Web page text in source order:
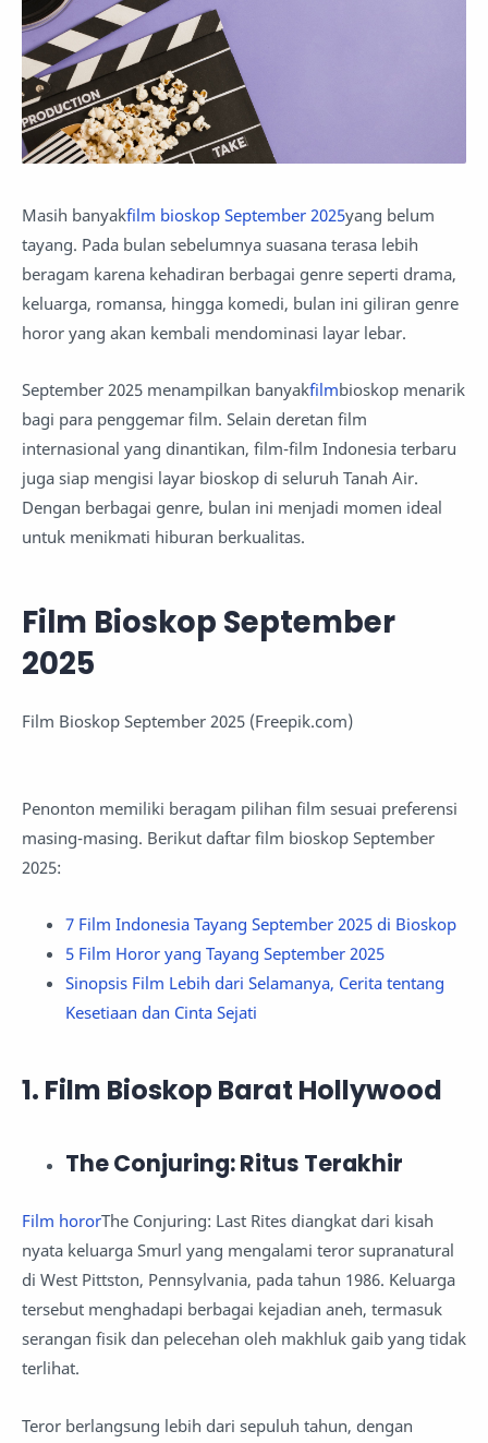
Masih banyakfilm bioskop September 2025yang belum
tayang. Pada bulan sebelumnya suasana terasa lebih
beragam karena kehadiran berbagai genre seperti drama,
keluarga, romansa, hingga komedi, bulan ini giliran genre
horor yang akan kembali mendominasi layar lebar.
September 2025 menampilkan banyakfilmbioskop menarik
bagi para penggemar film. Selain deretan film
internasional yang dinantikan, film-film Indonesia terbaru
juga siap mengisi layar bioskop di seluruh Tanah Air.
Dengan berbagai genre, bulan ini menjadi momen ideal
untuk menikmati hiburan berkualitas.
Film Bioskop September
2025
Film Bioskop September 2025 (Freepik.com)
Penonton memiliki beragam pilihan film sesuai preferensi
masing-masing. Berikut daftar film bioskop September
2025:
7 Film Indonesia Tayang September 2025 di Bioskop
5 Film Horor yang Tayang September 2025
Sinopsis Film Lebih dari Selamanya, Cerita tentang
Kesetiaan dan Cinta Sejati
1. Film Bioskop Barat Hollywood
The Conjuring: Ritus Terakhir
Film hororThe Conjuring: Last Rites diangkat dari kisah
nyata keluarga Smurl yang mengalami teror supranatural
di West Pittston, Pennsylvania, pada tahun 1986. Keluarga
tersebut menghadapi berbagai kejadian aneh, termasuk
serangan fisik dan pelecehan oleh makhluk gaib yang tidak
terlihat.
Teror berlangsung lebih dari sepuluh tahun, dengan